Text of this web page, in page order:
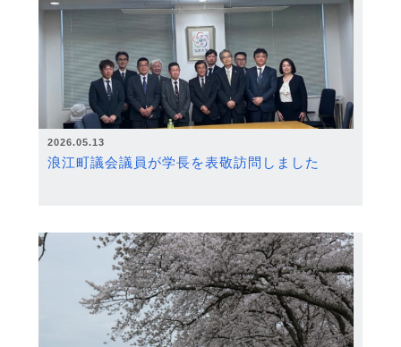
2026.05.13
浪江町議会議員が学長を表敬訪問しました